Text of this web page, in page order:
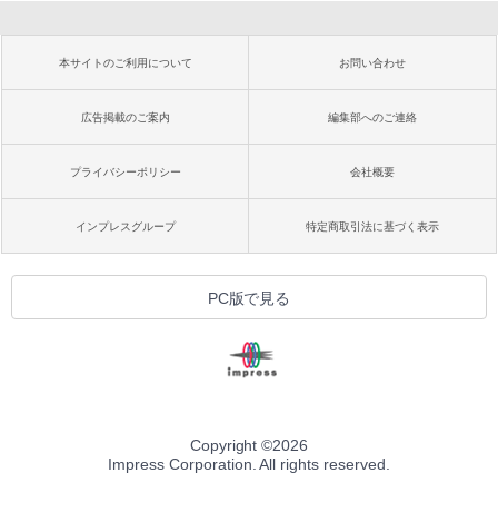
本サイトのご利用について お問い合わせ
広告掲載のご案内 編集部へのご連絡
プライバシーポリシー 会社概要
インプレスグループ 特定商取引法に基づく表示
PC版で見る
Copyright ©2026
Impress Corporation. All rights reserved.